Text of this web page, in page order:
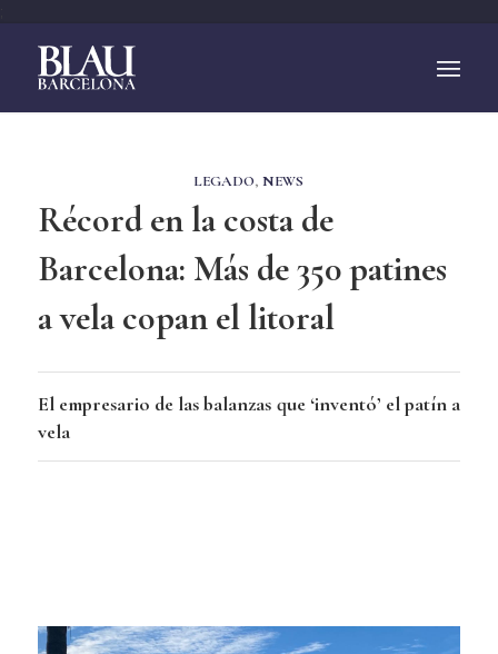
LEGADO,NEWS
Récord en la costa de
Barcelona: Más de 350 patines
a vela copan el litoral
El empresario de las balanzas que ‘inventó’ el patín a
vela